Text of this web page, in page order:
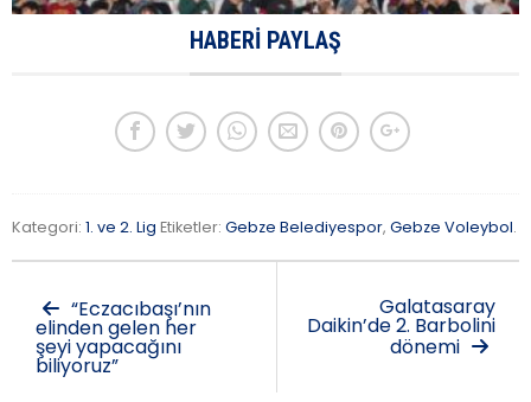
HABERI PAYLAŞ
Kategori: 1. ve 2. Lig Etiketler: Gebze Belediyespor, Gebze Voleybol.
“Eczacıbaşı’nın
elinden gelen her
şeyi yapacağını
biliyoruz”
Galatasaray
Daikin’de 2. Barbolini
dönemi